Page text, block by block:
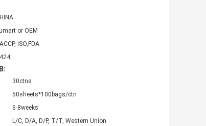
or OEM
ISO,FDA
30ctns
50sheets*100bags/ctn
6-8weeks
L/C, D/A, D/P, T/T, Western Union